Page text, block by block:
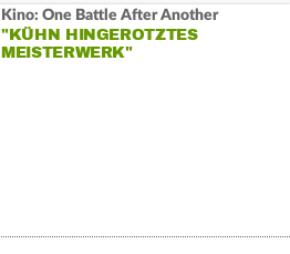
Kino: One Battle After Another
"KÜHN HINGEROTZTES
MEISTERWERK"